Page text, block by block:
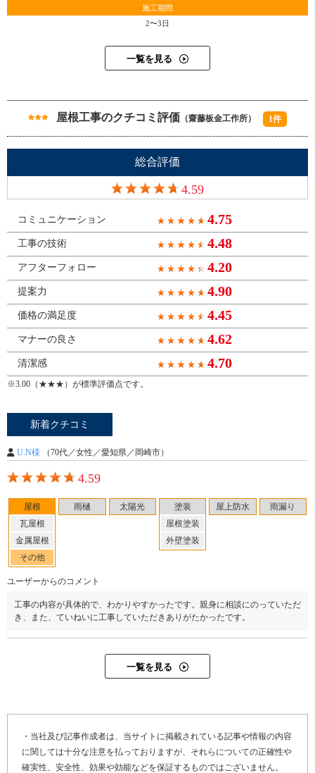
工事店番号 Y23-AZS
施工期間
2〜3日
一覧を見る
屋根工事のクチコミ評価 （齋藤板金工作所） 1件
総合評価
4.59
コミュニケーション 4.75
工事の技術 4.48
アフターフォロー 4.20
提案力 4.90
価格の満足度 4.45
マナーの良さ 4.62
清潔感 4.70
※3.00（★★★）が標準評価点です。
新着クチコミ
U.N様 （70代／女性／愛知県／岡崎市）
4.59
屋根
瓦屋根
金属屋根
その他
雨樋 太陽光
塗装
屋根塗装
外壁塗装
屋上防水 雨漏り
ユーザーからのコメント
工事の内容が具体的で、わかりやすかったです。親身に相談にのっていただ
き、また、ていねいに工事していただきありがたかったです。
一覧を見る
・当社及び記事作成者は、当サイトに掲載されている記事や情報の内容
に関しては十分な注意を払っておりますが、それらについての正確性や
確実性、安全性、効果や効能などを保証するものではございません。